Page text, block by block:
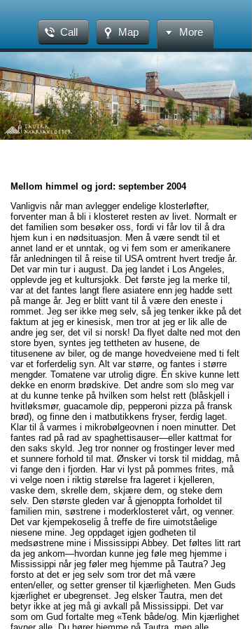
Call Map More
Mellom himmel og jord: september 2004
Vanligvis når man avlegger endelige klosterløfter,
forventer man å bli i klosteret resten av livet. Normalt er
det familien som besøker oss, fordi vi får lov til å dra
hjem kun i en nødsituasjon. Men å være sendt til et
annet land er et unntak, og vi fem som er amerikanere
får anledningen til å reise til USA omtrent hvert tredje år.
Det var min tur i august. Da jeg landet i Los Angeles,
opplevde jeg et kultursjokk. Det første jeg la merke til,
var at det fantes langt flere asiatere enn jeg hadde sett
på mange år. Jeg er blitt vant til å være den eneste i
rommet. Jeg ser ikke meg selv, så jeg tenker ikke på det
faktum at jeg er kinesisk, men tror at jeg er lik alle de
andre jeg ser, det vil si norsk! Da flyet dalte ned mot den
store byen, syntes jeg tettheten av husene, de
titusenene av biler, og de mange hovedveiene med ti felt
var et forferdelig syn. Alt var større, og fantes i større
mengder. Tomatene var utrolig digre. Én skive kunne lett
dekke en enorm brødskive. Det andre som slo meg var
at du kunne tenke på hvilken som helst rett (blåskjell i
hvitløksmør, guacamole dip, pepperoni pizza på fransk
brød), og finne den i matbutikkens fryser, ferdig laget.
Klar til å varmes i mikrobølgeovnen i noen minutter. Det
fantes rad på rad av spaghettisauser—eller kattmat for
den saks skyld. Jeg tror nonner og frostinger lever med
et sunnere forhold til mat. Ønsker vi torsk til middag, må
vi fange den i fjorden. Har vi lyst på pommes frites, må
vi velge noen i riktig størelse fra lageret i kjelleren,
vaske dem, skrelle dem, skjære dem, og steke dem
selv. Den største gleden var å gjenoppta forholdet til
familien min, søstrene i moderklosteret vårt, og venner.
Det var kjempekoselig å treffe de fire uimotståelige
niesene mine. Jeg oppdaget igjen godheten til
medsøstrene mine i Mississippi Abbey. Det føltes litt rart
da jeg ankom—hvordan kunne jeg føle meg hjemme i
Mississippi når jeg føler meg hjemme på Tautra? Jeg
forsto at det er jeg selv som tror det må være
enten/eller, og setter grenser til kjærligheten. Men Guds
kjærlighet er ubegrenset. Jeg elsker Tautra, men det
betyr ikke at jeg må gi avkall på Mississippi. Det var
som om Gud fortalte meg «Tenk både/og. Min kjærlighet